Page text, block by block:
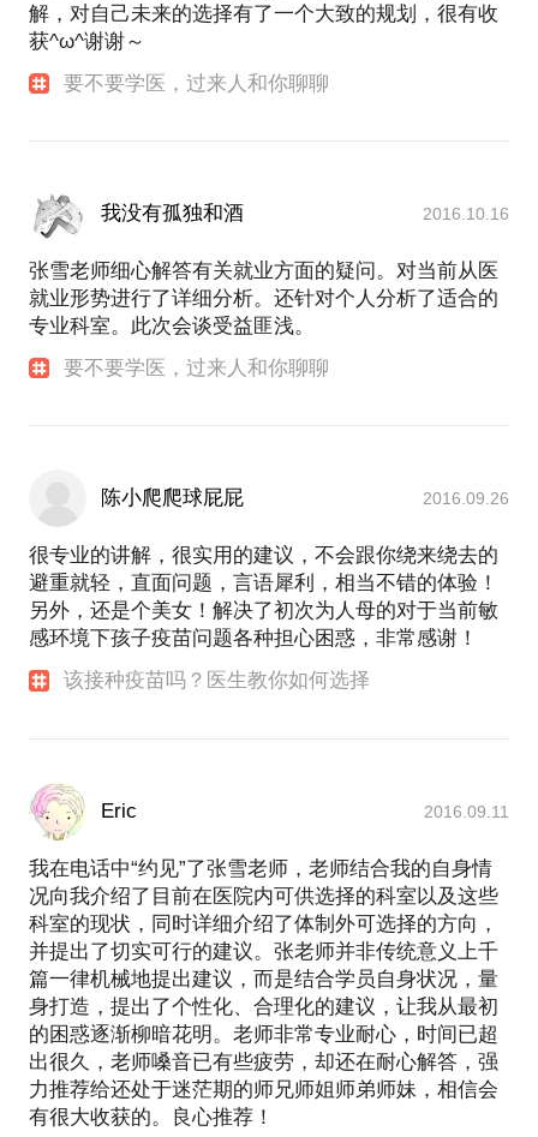
解，对自己未来的选择有了一个大致的规划，很有收
获^ω^谢谢～
要不要学医，过来人和你聊聊
我没有孤独和酒 2016.10.16
张雪老师细心解答有关就业方面的疑问。对当前从医
就业形势进行了详细分析。还针对个人分析了适合的
专业科室。此次会谈受益匪浅。
要不要学医，过来人和你聊聊
陈小爬爬球屁屁 2016.09.26
很专业的讲解，很实用的建议，不会跟你绕来绕去的
避重就轻，直面问题，言语犀利，相当不错的体验！
另外，还是个美女！解决了初次为人母的对于当前敏
感环境下孩子疫苗问题各种担心困惑，非常感谢！
该接种疫苗吗？医生教你如何选择
Eric 2016.09.11
我在电话中“约见”了张雪老师，老师结合我的自身情
况向我介绍了目前在医院内可供选择的科室以及这些
科室的现状，同时详细介绍了体制外可选择的方向，
并提出了切实可行的建议。张老师并非传统意义上千
篇一律机械地提出建议，而是结合学员自身状况，量
身打造，提出了个性化、合理化的建议，让我从最初
的困惑逐渐柳暗花明。老师非常专业耐心，时间已超
出很久，老师嗓音已有些疲劳，却还在耐心解答，强
力推荐给还处于迷茫期的师兄师姐师弟师妹，相信会
有很大收获的。良心推荐！